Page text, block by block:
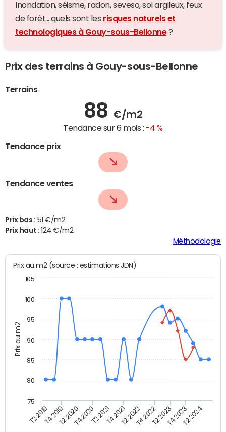
Inondation, séisme, radon, seveso, sol argileux, feux
de forêt... quels sont les risques naturels et
technologiques à Gouy-sous-Bellonne?
Prix des terrains à Gouy-sous-Bellonne
Terrains
88 €/m2
Tendance sur 6 mois : -4 %
Tendance prix
Tendance ventes
Prix bas : 51 €/m2
Prix haut : 124 €/m2
Méthodologie
Prix au m2
Prix au m2 (source : estimations JDN)
T2 2019T4 2019T2 2020T4 2020T2 2021T4 2021T2 2022T4 2022T2 2023T4 2023T2 2024
75
80
85
90
95
100
105